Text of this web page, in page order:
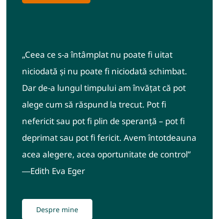
„Ceea ce s-a întâmplat nu poate fi uitat
niciodată și nu poate fi niciodată schimbat.
Dar de-a lungul timpului am învățat că pot
alege cum să răspund la trecut. Pot fi
nefericit sau pot fi plin de speranță – pot fi
deprimat sau pot fi fericit. Avem întotdeauna
acea alegere, acea oportunitate de control”
―Edith Eva Eger
Despre mine